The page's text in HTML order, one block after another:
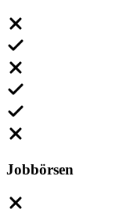
Jobbörsen